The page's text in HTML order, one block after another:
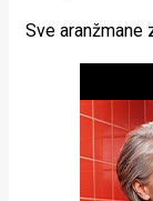
Sve aranžmane